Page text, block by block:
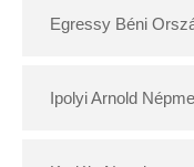
Egressy Béni
Ipolyi Arnold